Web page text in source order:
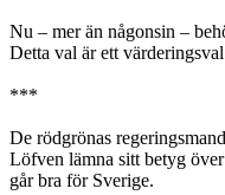
Nu – mer än någonsin –
Detta val är ett
***
De rödgrönas
Löfven lämna sitt betyg
går bra för Sverige.